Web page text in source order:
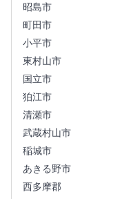
昭島市
町田市
小平市
東村山市
国立市
狛江市
清瀬市
武蔵村山市
稲城市
あきる野市
西多摩郡